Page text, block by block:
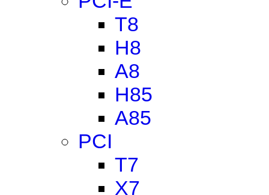
T8
H8
A8
H85
A85
PCI
T7
X7